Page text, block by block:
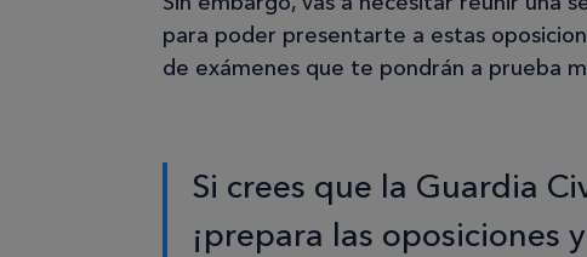
para poder presentarte a estas
de exámenes que te pondrán a prueba
Si crees que la Guardia
¡prepara las oposiciones